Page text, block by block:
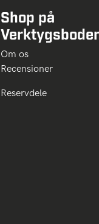
Shop på
Om os
Recensioner
Reservdele